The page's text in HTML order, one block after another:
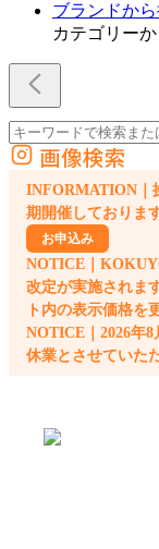
ブランドか
カテゴリー
外部サイトの商品をカー
他のサイトで見つけた商品ペ
画像検索
INFORMATION｜
期開催しております
お申込み
NOTICE｜
改定が実施されま
ト内の表示価格を
NOTICE｜2026年
休業とさせていた